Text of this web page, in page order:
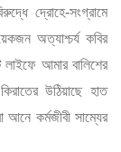
দ্রোহে-সংগ্রামে
অত্যাশ্চর্য কবির
আমার বালিশের
উঠিয়াছে হাত
আনে কর্মজীবী সাম্যের